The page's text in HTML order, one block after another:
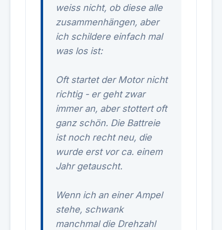
weiss nicht, ob diese alle
zusammenhängen, aber
ich schildere einfach mal
was los ist:
Oft startet der Motor nicht
richtig - er geht zwar
immer an, aber stottert oft
ganz schön. Die Battreie
ist noch recht neu, die
wurde erst vor ca. einem
Jahr getauscht.
Wenn ich an einer Ampel
stehe, schwank
manchmal die Drehzahl